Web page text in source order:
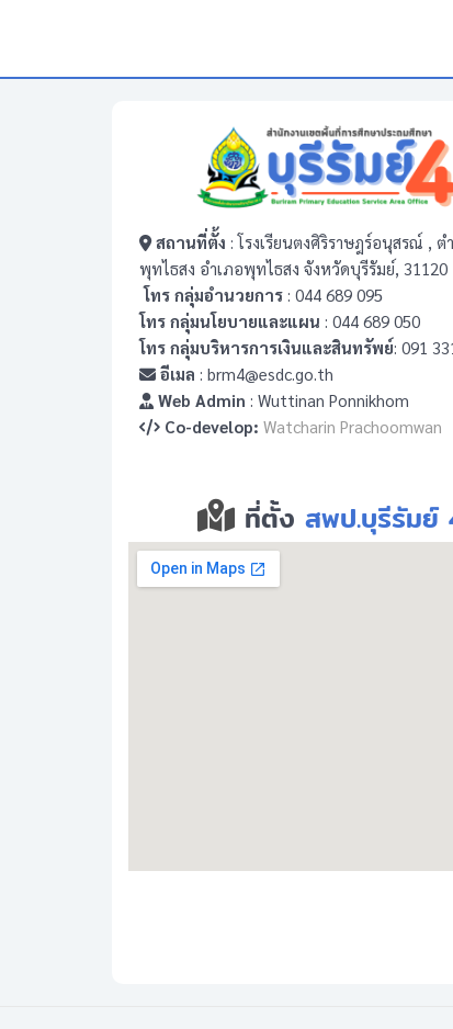
สถานที่ตั้ง : โรงเรียนตงศิริราษฎร์อนุสรณ์ , ต
พุทไธสง อำเภอพุทไธสง จังหวัดบุรีรัมย์, 31120
โทร กลุ่มอำนวยการ : 044 689 095
โทร กลุ่มนโยบายและแผน : 044 689 050
โทร กลุ่มบริหารการเงินและสินทรัพย์: 091
อีเมล : brm4@esdc.go.th
Web Admin : Wuttinan Ponnikhom
Co-develop: Watcharin Prachoomwan
ที่ตั้ง สพป.บุรีรัมย์